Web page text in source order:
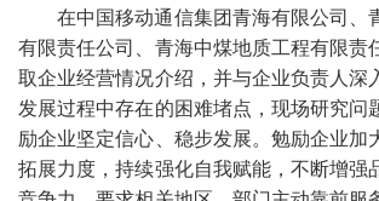
在中国移动通信集团青海有限公司、
有限责任公司、青海中煤地质工程有限责
取企业经营情况介绍，并与企业负责人深
发展过程中存在的困难堵点，现场研究问
励企业坚定信心、稳步发展。勉励企业加
拓展力度，持续强化自我赋能，不断增强